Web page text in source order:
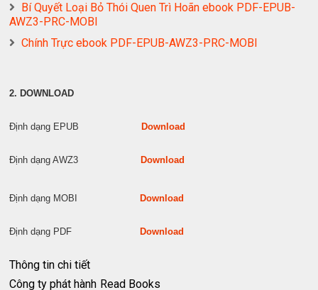
Bí Quyết Loại Bỏ Thói Quen Trì Hoãn ebook PDF-EPUB-
AWZ3-PRC-MOBI
Chính Trực ebook PDF-EPUB-AWZ3-PRC-MOBI
2. DOWNLOAD
Định dạng EPUB Download
Định dạng AWZ3 Download
Định dạng MOBI Download
Định dạng PDF Download
Thông tin chi tiết
Công ty phát hành Read Books